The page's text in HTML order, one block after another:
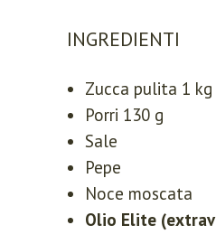
INGREDIENTI
Zucca pulita 1 kg
Porri 130 g
Sale
Pepe
Noce moscata
Olio Elite